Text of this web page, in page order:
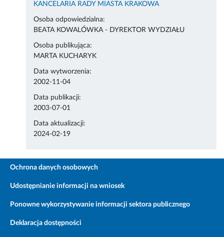
KANCELARIA RADY MIASTA KRAKOWA
Osoba odpowiedzialna:
BEATA KOWALÓWKA - DYREKTOR WYDZIAŁU
Osoba publikująca:
MARTA KUCHARYK
Data wytworzenia:
2002-11-04
Data publikacji:
2003-07-01
Data aktualizacji:
2024-02-19
Ochrona danych osobowych
Udostępnianie informacji na wniosek
Ponowne wykorzystywanie informacji sektora publicznego
Deklaracja dostępności